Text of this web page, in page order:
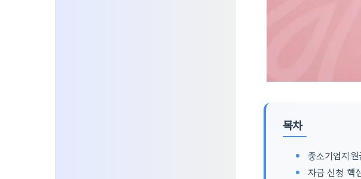
목차
중소기업지
자금 신청 핵